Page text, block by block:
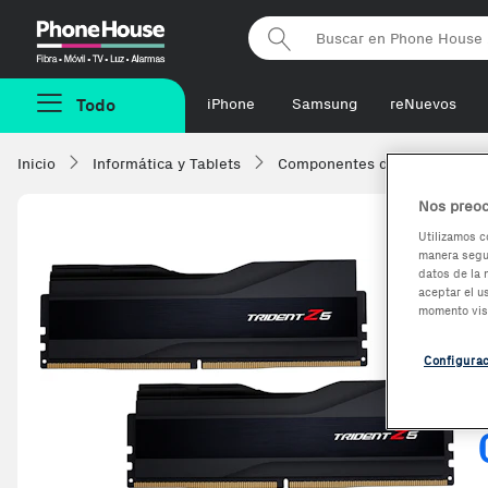
Phonehouse
Todo iPhone Samsung reNuevos
Inicio Informática y Tablets Componentes de ordenadores
Nos
Utilizamos
manera
datos de la
aceptar el
momento